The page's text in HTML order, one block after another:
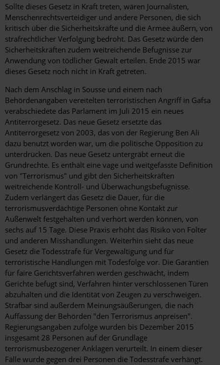
Sollte dieses Gesetz in Kraft treten, wären Journalisten,
Menschenrechtsverteidiger und andere Personen, die sich
kritisch über die Sicherheitskräfte und die Armee äußern, von
strafrechtlicher Verfolgung bedroht. Das Gesetz würde den
Sicherheitskräften zudem weitreichende Befugnisse zur
Anwendung von tödlicher Gewalt erteilen. Ende 2015 war
dieses Gesetz noch nicht in Kraft getreten.
Nach dem Anschlag in Sousse und einem nach
Behördenangaben vereitelten terroristischen Angriff in Gafsa
verabschiedete das Parlament im Juli 2015 ein neues
Antiterrorgesetz. Das neue Gesetz ersetzte das
Antiterrorgesetz von 2003, das von der Regierung Ben Ali
dazu benutzt worden war, um die politische Opposition zu
unterdrücken. Das neue Gesetz untergräbt erneut die
Grundrechte. Es enthält eine vage und weitgefasste Definition
von "Terrorismus" und gibt den Sicherheitskräften
weitreichende Kontroll- und Überwachungsbefugnisse.
Zudem verlängert das Gesetz die Dauer, für die
terrorismusverdächtige Personen ohne Kontakt zur
Außenwelt festgehalten und verhört werden können, von
sechs auf 15 Tage. Diese Praxis erhöht das Risiko von Folter
und anderen Misshandlungen. Weiterhin sieht das neue
Gesetz die Todesstrafe für Vergewaltigung und für
terroristische Handlungen mit Todesfolge vor. Die Garantien
für faire Gerichtsverfahren werden geschwächt, indem
Gerichte befugt sind, Verfahren hinter verschlossenen Türen
abzuhalten und die Identität von Zeugen zu verschweigen.
Strafbar sind außerdem Meinungsäußerungen, die nach
Auffassung der Behörden "den Terrorismus anpreisen".
Regierungsangaben zufolge wurden bis Dezember 2015
insgesamt 28 Personen auf der Grundlage
terrorismusbezogener Anklagen verurteilt. In einem dieser
Fälle wurde gegen drei Personen die Todesstrafe verhängt.